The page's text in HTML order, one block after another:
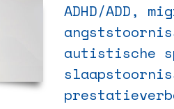
ADHD/ADD,
autistische